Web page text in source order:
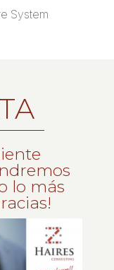
System
lo más